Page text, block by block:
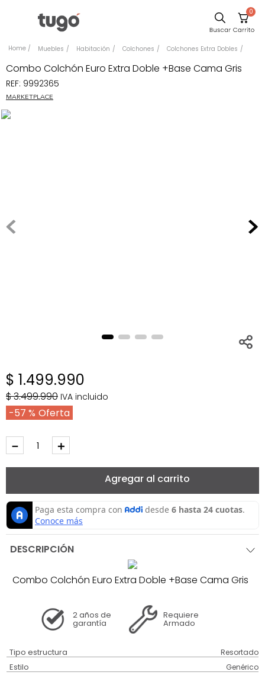
0
Muebles Habitación Colchones Colchones Extra Dobles
Combo Colchón Euro Extra Doble +Base Cama Gris
REF: 9992365
MARKETPLACE
$ 1.499.990
$3.499.990 IVA incluido
57 %
＋
－
Agregar al carrito
DESCRIPCIÓN
Combo Colchón Euro Extra Doble +Base Cama Gris
2 años de
garantía
Requiere
Armado
Tipo estructura Resortado
Estilo Genérico
Comedor
Silla